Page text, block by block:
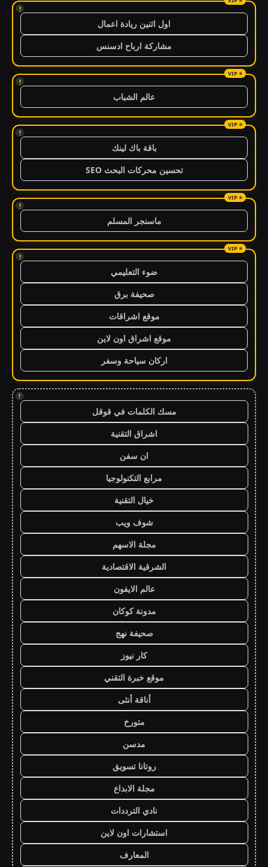
!
اول اثنين ريادة اعمال
مشاركة ارباح ادسنس
!
عالم الشباب
!
باقة باك لينك
تحسين محركات البحث SEO
!
ماسنجر المسلم
!
ضوء التعليمي
صحيفة برق
موقع اشراقات
موقع اشراق اون لاين
اركان سياحة وسفر
!
مسك الكلمات في قوقل
اشراق التقنية
ان سفن
مرابع التكنولوجيا
خيال التقنية
شوف ويب
مجلة الاسهم
الشرقية الاقتصادية
عالم الايفون
مدونة كوكان
صحيفة نهج
كار نيوز
موقع خبرة التقني
أناقة أنثى
متورخ
مدسن
روتانا تسويق
مجلة الابداع
نادي الترددات
استشارات اون لاين
المعارف